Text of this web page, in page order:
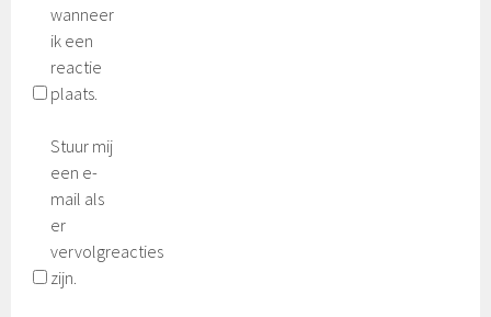
wanneer
ik een
reactie
plaats.
Stuur mij
een e-
mail als
er
vervolgreacties
zijn.